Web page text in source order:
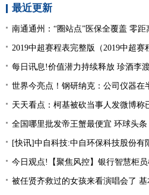
最近更新
南通通州：“圈站点”医保全覆盖 零
2019中超赛程表完整版（2019中超赛
每日讯息!价值潜力持续释放 珍酒李
世界今亮点！钢研纳克：公司仪器在
天天看点：柯基被砍当事人发微博称
全国哪里批发帝王蟹最便宜 环球头条
[快讯]中自科技:中自环保科技股份有限公司高级
今日观点!【聚焦风控】银行智慧柜
被任贤齐救过的女孩来看演唱会了